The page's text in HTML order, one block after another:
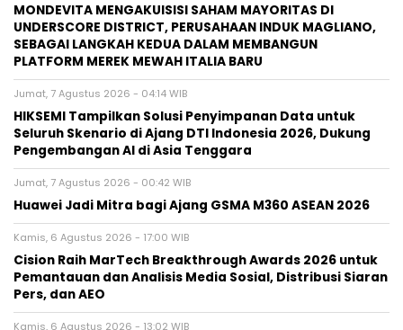
MONDEVITA MENGAKUISISI SAHAM MAYORITAS DI
UNDERSCORE DISTRICT, PERUSAHAAN INDUK MAGLIANO,
SEBAGAI LANGKAH KEDUA DALAM MEMBANGUN
PLATFORM MEREK MEWAH ITALIA BARU
Jumat, 7 Agustus 2026 - 04:14 WIB
HIKSEMI Tampilkan Solusi Penyimpanan Data untuk
Seluruh Skenario di Ajang DTI Indonesia 2026, Dukung
Pengembangan AI di Asia Tenggara
Jumat, 7 Agustus 2026 - 00:42 WIB
Huawei Jadi Mitra bagi Ajang GSMA M360 ASEAN 2026
Kamis, 6 Agustus 2026 - 17:00 WIB
Cision Raih MarTech Breakthrough Awards 2026 untuk
Pemantauan dan Analisis Media Sosial, Distribusi Siaran
Pers, dan AEO
Kamis, 6 Agustus 2026 - 13:02 WIB